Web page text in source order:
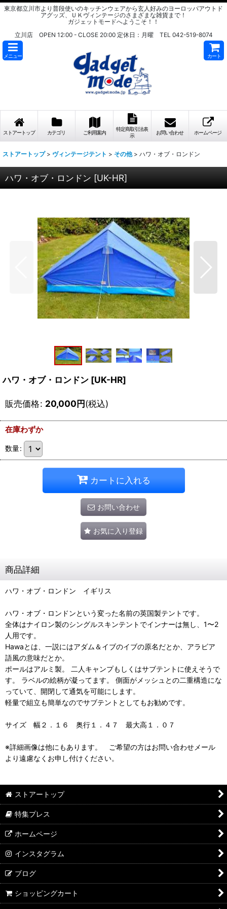
東京都立川市より普段使いのキッチンウェアから玄人好みのヨーロッパアウトド
アグッズ、ＵＫヴィンテージのさまざまな雑貨まで！
ガジェットモードへようこそ！！
立川店 OPEN 12:00 - CLOSE 20:00 定休日：月曜 TEL 042-519-8074
メニュー カート
ストアートップ カテゴリ ご利用案内
特定商取引法表
示
お問い合わせ ホームページ
ストアートップ > ヴィンテージテント > その他 > ハワ・オブ・ロンドン
ハワ・オブ・ロンドン [UK-HR]
ハワ・オブ・ロンドン [UK-HR]
販売価格: 20,000円(税込)
在庫わずか
数量:
カートに入れる
お問い合わせ
お気に入り登録
商品詳細
ハワ・オブ・ロンドン イギリス
ハワ・オブ・ロンドンという変った名前の英国製テントです。
全体はナイロン製のシングルスキンテントでインナーは無し、1〜2
人用です。
Hawaとは、一説にはアダム＆イブのイブの原名だとか、アラビア
語風の意味だとか。
ポールはアルミ製。 二人キャンプもしくはサブテントに使えそうで
す。 ラベルの絵柄が凝ってます。 側面がメッシュとの二重構造にな
っていて、開閉して通気を可能にします。
軽量で組立も簡単なのでサブテントとしてもお勧めです。
サイズ 幅２．１６ 奥行１．４７ 最大高１．０７
※詳細画像は他にもあります。 ご希望の方はお問い合わせメール
より遠慮なくお申し付けください。
ストアートップ
特集プレス
ホームページ
インスタグラム
ブログ
ショッピングカート